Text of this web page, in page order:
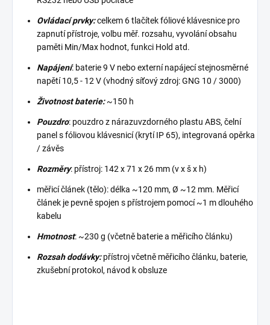
Ovládací prvky:celkem 6 tlačítek fóliové klávesnice pro
zapnutí přístroje, volbu měř. rozsahu, vyvolání obsahu
paměti Min/Max hodnot, funkci Hold atd.
Napájení: baterie 9 V nebo externí napájecí stejnosměrné
napětí 10,5 - 12 V (vhodný síťový zdroj: GNG 10 / 3000)
Životnost baterie:~150 h
Pouzdro: pouzdro z nárazuvzdorného plastu ABS, čelní
panel s fóliovou klávesnicí (krytí IP 65), integrovaná opěrka
/ závěs
Rozměry: přístroj: 142 x 71 x 26 mm (v x š x h)
měřicí článek (tělo): délka ~120 mm, Ø ~12 mm. Měřicí
článek je pevně spojen s přístrojem pomocí ~1 m dlouhého
kabelu
Hmotnost: ~230 g (včetně baterie a měřicího článku)
Rozsah dodávky:přístroj včetně měřicího článku, baterie,
zkušební protokol, návod k obsluze